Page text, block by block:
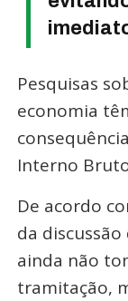
Pesquisas
economia
Interno
De acordo
da
ainda não
tramitação,